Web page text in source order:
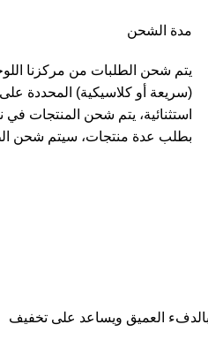
مدة الشحن
يتم شحن الطلبات من مركزنا
(سريعة أو كلاسيكية) المحددة
بطلب عدة منتجات، سيتم شحن
العميق ويساعد على تخفيف